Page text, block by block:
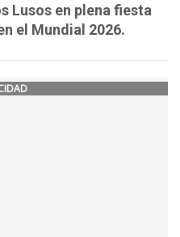
Lusos en plena fiesta
el Mundial 2026.